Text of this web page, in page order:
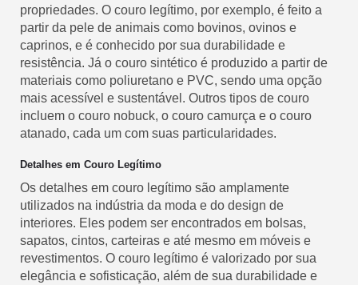
propriedades. O couro legítimo, por exemplo, é feito a
partir da pele de animais como bovinos, ovinos e
caprinos, e é conhecido por sua durabilidade e
resistência. Já o couro sintético é produzido a partir de
materiais como poliuretano e PVC, sendo uma opção
mais acessível e sustentável. Outros tipos de couro
incluem o couro nobuck, o couro camurça e o couro
atanado, cada um com suas particularidades.
Detalhes em Couro Legítimo
Os detalhes em couro legítimo são amplamente
utilizados na indústria da moda e do design de
interiores. Eles podem ser encontrados em bolsas,
sapatos, cintos, carteiras e até mesmo em móveis e
revestimentos. O couro legítimo é valorizado por sua
elegância e sofisticação, além de sua durabilidade e